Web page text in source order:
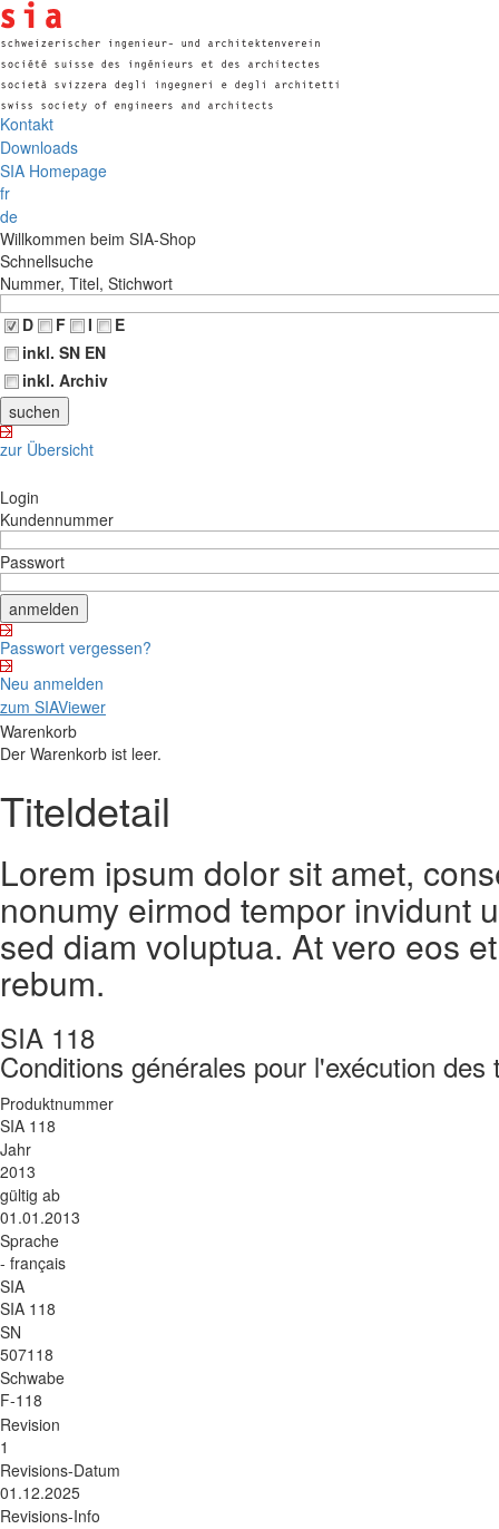
Kontakt
Downloads
SIA Homepage
fr
de
Willkommen beim SIA-Shop
Schnellsuche
Nummer, Titel, Stichwort
D
F I
E
inkl. SN EN
inkl. Archiv
zur Übersicht
Login
Kundennummer
Passwort
Passwort vergessen?
Neu anmelden
zum SIAViewer
Warenkorb
Der Warenkorb ist leer.
Titeldetail
Lorem ipsum dolor sit amet,
nonumy eirmod tempor invidunt
sed diam voluptua. At vero eos
rebum.
SIA 118
Conditions générales pour l'exécution
Produktnummer
SIA 118
Jahr
2013
gültig ab
01.01.2013
Sprache
- français
SIA
SIA 118
SN
507118
Schwabe
F-118
Revision
1
Revisions-Datum
01.12.2025
Revisions-Info